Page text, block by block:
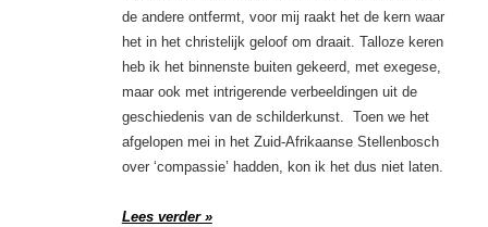
de andere ontfermt, voor mij raakt het de kern waar
het in het christelijk geloof om draait. Talloze keren
heb ik het binnenste buiten gekeerd, met exegese,
maar ook met intrigerende verbeeldingen uit de
geschiedenis van de schilderkunst. Toen we het
afgelopen mei in het Zuid-Afrikaanse Stellenbosch
over ‘compassie’ hadden, kon ik het dus niet laten.
Lees verder »